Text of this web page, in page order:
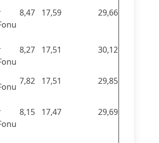
8,47 17,59 29,66
8,27 17,51 30,12
7,82 17,51 29,85
8,15 17,47 29,69